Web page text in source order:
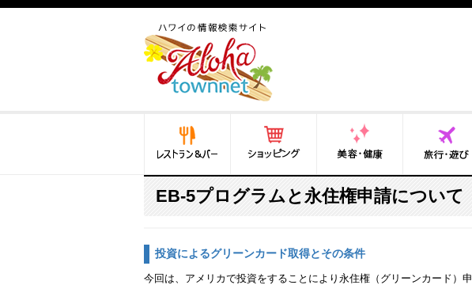
法律から運転免許証まで情
報が満載！
EB-5プログラムと永住権申請について
投資によるグリーンカード取得とその条件
今回は、アメリカで投資をすることにより永住権（グリーンカード）